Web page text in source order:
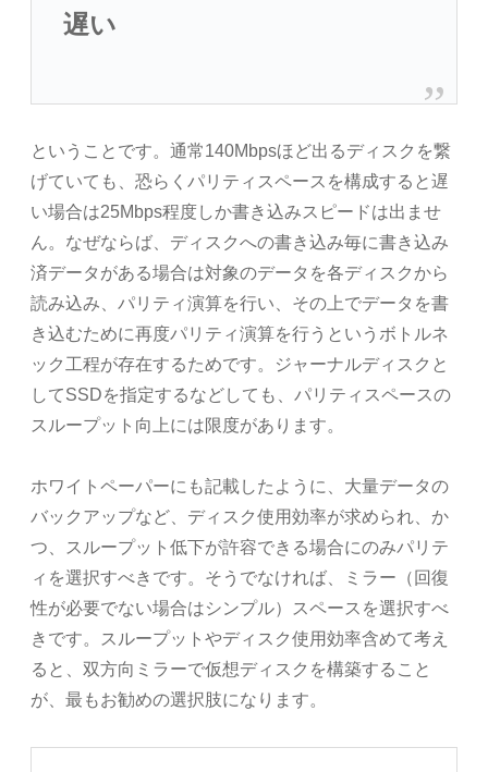
遅い
ということです。通常140Mbpsほど出るディスクを繋
げていても、恐らくパリティスペースを構成すると遅
い場合は25Mbps程度しか書き込みスピードは出ませ
ん。なぜならば、ディスクへの書き込み毎に書き込み
済データがある場合は対象のデータを各ディスクから
読み込み、パリティ演算を行い、その上でデータを書
き込むために再度パリティ演算を行うというボトルネ
ック工程が存在するためです。ジャーナルディスクと
してSSDを指定するなどしても、パリティスペースの
スループット向上には限度があります。
ホワイトペーパーにも記載したように、大量データの
バックアップなど、ディスク使用効率が求められ、か
つ、スループット低下が許容できる場合にのみパリテ
ィを選択すべきです。そうでなければ、ミラー（回復
性が必要でない場合はシンプル）スペースを選択すべ
きです。スループットやディスク使用効率含めて考え
ると、双方向ミラーで仮想ディスクを構築すること
が、最もお勧めの選択肢になります。